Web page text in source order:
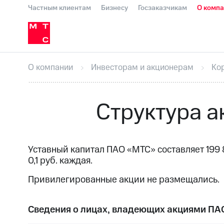
Частным клиентам Бизнесу Госзаказчикам О
Медиа-центр
Инвесторам и акционерам
Устойчивое развитие
Комплаенс и деловая этика
Пресс-релизыМТС о технологиях
Корпоративное управление
ПАО "МТС"Собрания акционеров
Еврооблигации-2023Уведомление
О компании Инвесторам и акционерам
Структура
Уставный капитал ПАО «МТС» составляет199
0,1 руб. каждая.
Привилегированные акции не размещались.
Сведения о лицах, владеющих акциями